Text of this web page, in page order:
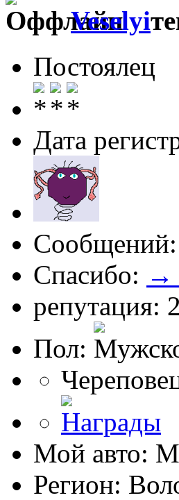
Veselyi
Постоялец
Дата
Спасибо: →
репутация: 2
Пол:
Мой авто:
Регион: